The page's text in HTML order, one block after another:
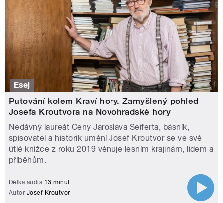
Esej
Putování kolem Kraví hory. Zamyšlený pohled
Josefa Kroutvora na Novohradské hory
Nedávný laureát Ceny Jaroslava Seiferta, básník,
spisovatel a historik umění Josef Kroutvor se ve své
útlé knížce z roku 2019 věnuje lesním krajinám, lidem a
příběhům.
Délka audia 13 minut
Autor Josef Kroutvor